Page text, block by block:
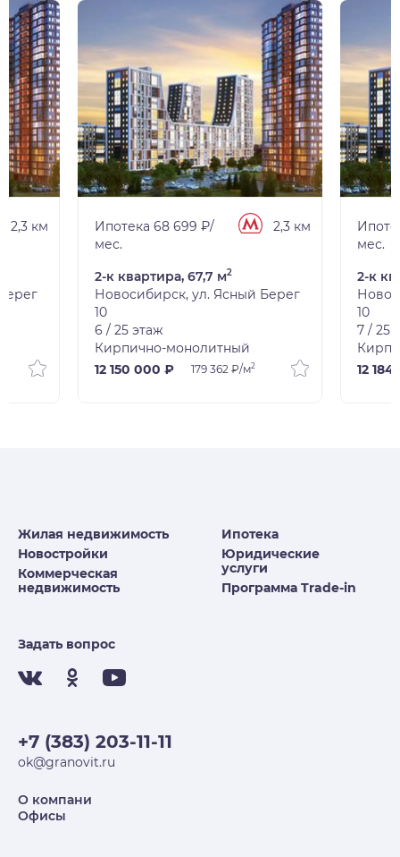
2,3 км
Ипотека 68 699 ₽/
мес.
2,3 км
2-к квартира, 67,7 м2
Новосибирск, ул. Ясный Берег
10
6 / 25 этаж
Кирпично-монолитный
12 150 000 ₽
179 362 ₽/м2
мес.
2-к
10
7 / 25
12
Жилая недвижимость
Новостройки
Коммерческая
недвижимость
Ипотека
Юридические
услуги
Программа Trade-in
Задать вопрос
+7 (383) 203-11-11
ok@granovit.ru
О компани
Офисы